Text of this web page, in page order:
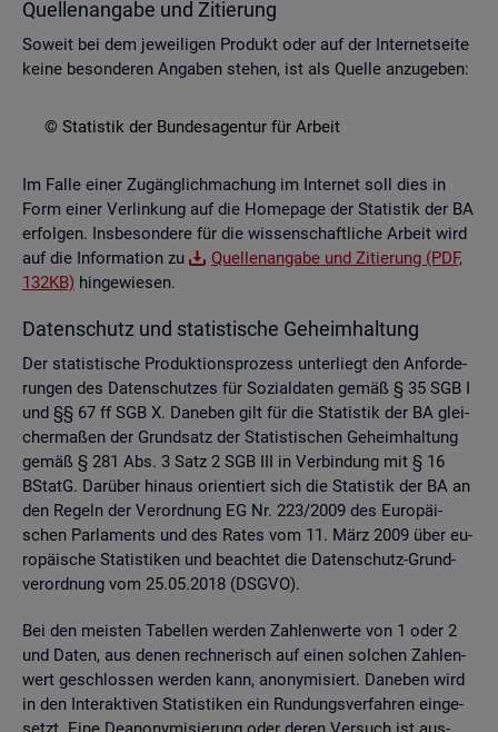
Quel­len­an­ga­be und Zi­tie­rung
So­weit bei dem je­wei­li­gen Pro­dukt oder auf der In­ter­net­sei­te
keine be­son­de­ren An­ga­ben ste­hen, ist als Quel­le an­zu­ge­ben:
© Sta­tis­tik der Bun­des­agen­tur für Ar­beit
Im Falle einer Zu­gäng­lich­ma­chung im In­ter­net soll dies in
Form einer Ver­lin­kung auf die Home­page der Sta­tis­tik der BA
er­fol­gen. Ins­be­son­de­re für die wis­sen­schaft­li­che Ar­beit wird
auf die In­for­ma­ti­on zu
Quel­len­an­ga­be und Zi­tie­rung (PDF,
132KB) hin­ge­wie­sen.
Da­ten­schutz und sta­tis­ti­sche Ge­heim­hal­tung
Der sta­tis­ti­sche Pro­duk­ti­ons­pro­zess un­ter­liegt den An­for­de­
run­gen des Da­ten­schut­zes für So­zi­al­da­ten gemäß § 35 SGB I
und §§ 67 ff SGB X. Da­ne­ben gilt für die Sta­tis­tik der BA glei­
cher­ma­ßen der Grund­satz der Sta­tis­ti­schen Ge­heim­hal­tung
gemäß § 281 Abs. 3 Satz 2 SGB III in Ver­bin­dung mit § 16
BStatG. Dar­über hin­aus ori­en­tiert sich die Sta­tis­tik der BA an
den Re­geln der Ver­ord­nung EG Nr. 223/2009 des Eu­ro­päi­
schen Par­la­ments und des Rates vom 11. März 2009 über eu­
ro­päi­sche Sta­tis­ti­ken und be­ach­tet die Da­ten­schutz-Grund­
ver­ord­nung vom 25.05.2018 (DSGVO).
Bei den meis­ten Ta­bel­len wer­den Zah­len­wer­te von 1 oder 2
und Daten, aus denen rech­ne­risch auf einen sol­chen Zah­len­
wert ge­schlos­sen wer­den kann, an­ony­mi­siert. Da­ne­ben wird
in den In­ter­ak­ti­ven Sta­tis­ti­ken ein Run­dungs­ver­fah­ren ein­ge­